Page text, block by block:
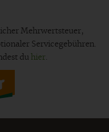
Mehrwertsteuer,
Servicegebühren.
du hier.